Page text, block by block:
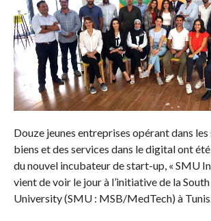
Douze jeunes entreprises opérant dans les
biens et des services dans le digital ont
du nouvel incubateur de start-up, « SMU
vient de voir le jour à l’initiative de la
University (SMU : MSB/MedTech) à